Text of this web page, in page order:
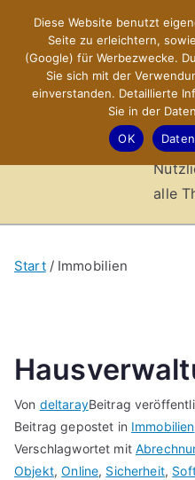
springen
–
alle
Start Immobilien
Von deltarayBeitrag
Beitrag gepostet in Immobilien
Verschlagwortet mit
Objekt,Online, Sicherheit,
Diese Website benutzt
Seite zu erleichtern,
(Google) für Werbezwecke.
Sie sich mit der
einverstanden. Detaillierte
Sie in der
OK